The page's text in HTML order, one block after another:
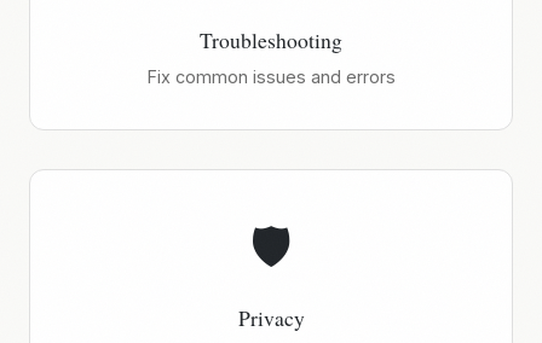
Troubleshooting
Fix common issues and errors
🛡️
Privacy